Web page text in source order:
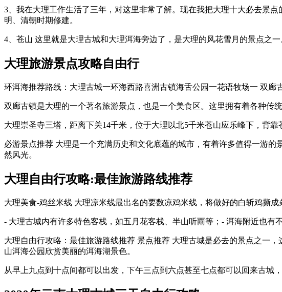
3、我在大理工作生活了三年，对这里非常了解。现在我把大理十大必去景
明、清朝时期修建。
4、苍山 这里就是大理古城和大理洱海旁边了，是大理的风花雪月的景点之
大理旅游景点攻略自由行
环洱海推荐路线：大理古城一环海西路喜洲古镇海舌公园一花语牧场一 双
双廊古镇是大理的一个著名旅游景点，也是一个美食区。这里拥有着各种传
大理崇圣寺三塔，距离下关14千米，位于大理以北5千米苍山应乐峰下，背
必游景点推荐 大理是一个充满历史和文化底蕴的城市，有着许多值得一游
然风光。
大理自由行攻略:最佳旅游路线推荐
大理美食-鸡丝米线 大理凉米线最出名的要数凉鸡米线，将做好的白斩鸡撕
- 大理古城内有许多特色客栈，如五月花客栈、半山听雨等；- 洱海附近也有
大理自由行攻略：最佳旅游路线推荐 景点推荐 大理古城是必去的景点之一
山洱海公园欣赏美丽的洱海湖景色。
从早上九点到十点间都可以出发，下午三点到六点甚至七点都可以回来古城